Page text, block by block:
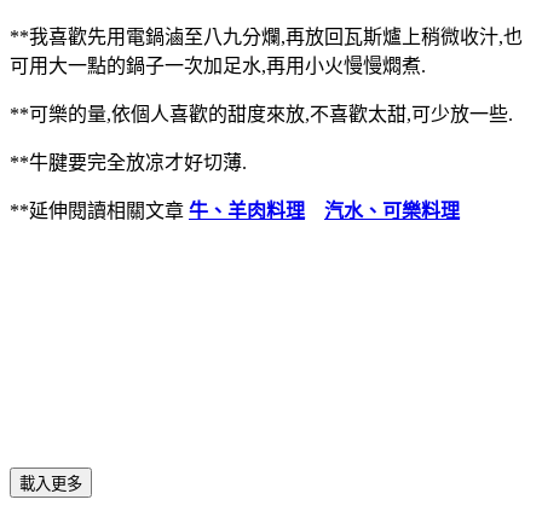
**我喜歡先用電鍋滷至八九分爛,再放回瓦斯爐上稍微收汁,也
可用大一點的鍋子一次加足水,再用小火慢慢燜煮.
**可樂的量,依個人喜歡的甜度來放,不喜歡太甜,可少放一些.
**牛腱要完全放凉才好切薄.
**延伸閱讀相關文章 牛、羊肉料理 汽水、可樂料理
載入更多